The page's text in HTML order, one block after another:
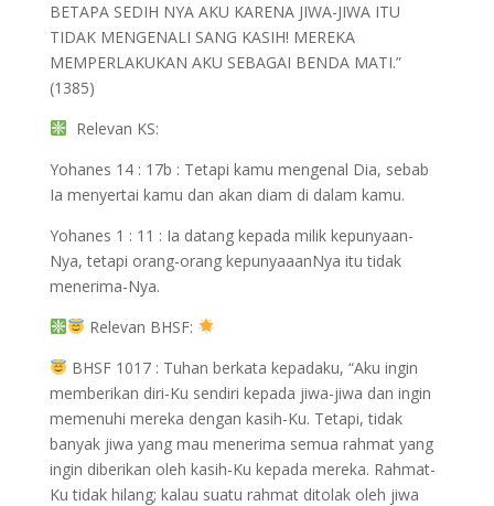
BETAPA SEDIH NYA AKU KARENA JIWA-JIWA ITU
TIDAK MENGENALI SANG KASIH! MEREKA
MEMPERLAKUKAN AKU SEBAGAI BENDA MATI.”
(1385)
Relevan KS:
Yohanes 14 : 17b : Tetapi kamu mengenal Dia, sebab
Ia menyertai kamu dan akan diam di dalam kamu.
Yohanes 1 : 11 : Ia datang kepada milik kepunyaan-
Nya, tetapi orang-orang kepunyaaanNya itu tidak
menerima-Nya.
Relevan BHSF:
BHSF 1017 : Tuhan berkata kepadaku, “Aku ingin
memberikan diri-Ku sendiri kepada jiwa-jiwa dan ingin
memenuhi mereka dengan kasih-Ku. Tetapi, tidak
banyak jiwa yang mau menerima semua rahmat yang
ingin diberikan oleh kasih-Ku kepada mereka. Rahmat-
Ku tidak hilang; kalau suatu rahmat ditolak oleh jiwa